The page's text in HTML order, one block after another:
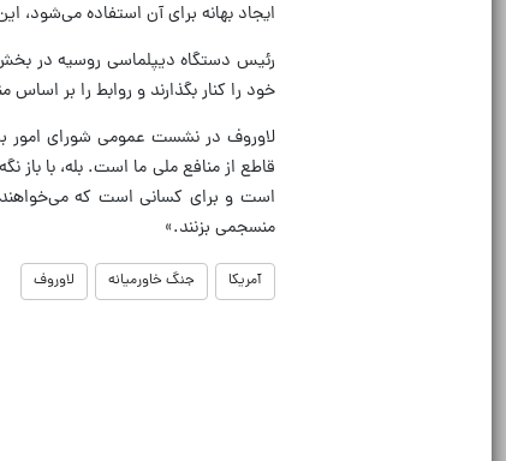
ایجاد بهانه برای آن استفاده می‌شود،
رئیس دستگاه دیپلماسی روسیه در
خود را کنار بگذارند و روابط را بر اساس
لاوروف در نشست عمومی شورای امور
قاطع از منافع ملی ما است. بله، با باز
است و برای کسانی است که می‌خواهند
منسجمی بزنند.»
آمریکا جنگ خاورمیانه لاوروف